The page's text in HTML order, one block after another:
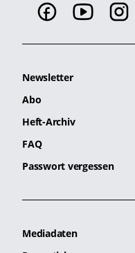
Newsletter
Abo
Heft-Archiv
FAQ
Passwort vergessen
Mediadaten